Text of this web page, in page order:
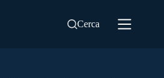
Cerca